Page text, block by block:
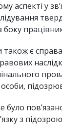
аспекті у
є справа
було
з